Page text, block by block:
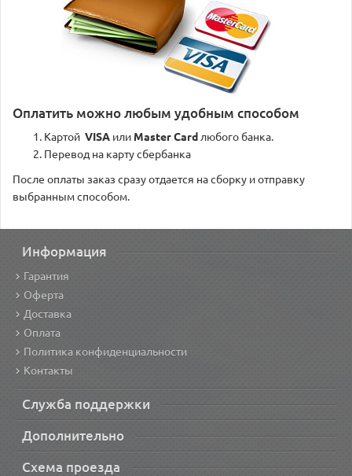
Оплатить можно любым удобным способом
Картой VISA или Master Card любого банка.
Перевод на карту сбербанка
После оплаты заказ сразу отдается на сборку и отправку
выбранным способом.
Информация
Гарантия
Оферта
Доставка
Оплата
Политика конфиденциальности
Контакты
Служба поддержки
Дополнительно
Схема проезда